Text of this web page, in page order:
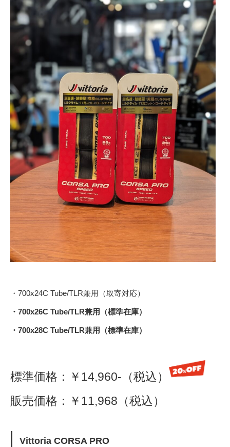
・700x24C Tube/TLR兼用（取寄対応）
・700x26C Tube/TLR兼用（標準在庫）
・700x28C Tube/TLR兼用（標準在庫）
標準価格：￥14,960-（税込）
販売価格：￥11,968（税込）
Vittoria CORSA PRO